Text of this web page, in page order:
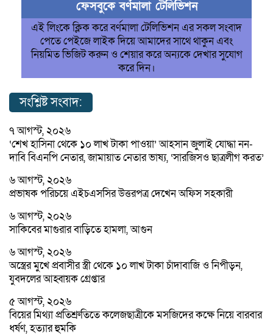
ফেসবুকে বর্ণমালা টেলিভিশন
এই লিংকে ক্লিক করে বর্ণমালা টেলিভিশন এর সকল সংবাদ
পেতে পেইজে লাইক দিয়ে আমাদের সাথে থাকুন এবং
নিয়মিত ভিজিট করুন ও শেয়ার করে অন্যকে দেখার সুযোগ
করে দিন।
সংশ্লিষ্ট সংবাদ:
৭ আগস্ট, ২০২৬
‘শেখ হাসিনা থেকে ১০ লাখ টাকা পাওয়া’ আহসান জুলাই যোদ্ধা নন-
দাবি বিএনপি নেতার, জামায়াত নেতার ভাষ্য, ‘সারজিসও ছাত্রলীগ করত’
৬ আগস্ট, ২০২৬
প্রভাষক পরিচয়ে এইচএসসির উত্তরপত্র দেখেন অফিস সহকারী
৬ আগস্ট, ২০২৬
সাকিবের মাগুরার বাড়িতে হামলা, আগুন
৬ আগস্ট, ২০২৬
অস্ত্রের মুখে প্রবাসীর স্ত্রী থেকে ১০ লাখ টাকা চাঁদাবাজি ও নিপীড়ন,
যুবদলের আহ্বায়ক গ্রেপ্তার
৫ আগস্ট, ২০২৬
বিয়ের মিথ্যা প্রতিশ্রুতিতে কলেজছাত্রীকে মসজিদের কক্ষে নিয়ে বারবার
ধর্ষণ, হত্যার হুমকি